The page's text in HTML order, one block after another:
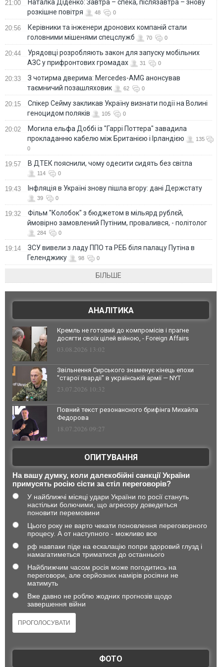
21:00
Наталка Діденко: Завтра – спека, післязавтра – знову
розкішне повітря
48 0
20:56
Керівники та інженери дронових компаній стали
головними мішенями спецслужб
70 0
20:44
Урядовці розробляють закон для запуску мобільних
АЗС у прифронтових громадах
31 0
20:33
З чотирма дверима: Mercedes-AMG анонсував
таємничий позашляховик
62 0
20:15
Спікер Сейму закликав Україну визнати події на Волині
геноцидом поляків
105 0
20:02
Могила ельфа Доббі із "Гаррі Поттера" завадила
прокладанню кабелю між Британією і Ірландією
135
0
19:57 В ДТЕК пояснили, чому одесити сидять без світла
114 0
19:43 Інфляція в Україні знову пішла вгору: дані Держстату
39 0
19:32
Фільм "Колобок" з бюджетом в мільярд рублєй,
ймовірно замовлений Путіним, провалився, - політолог
284 0
19:14
ЗСУ вивели з ладу ППО та РЕБ біля палацу Путіна в
Геленджику
98 0
БІЛЬШЕ
АНАЛІТИКА
Кремль не готовий до компромісів і прагне
досягти своїх цілей війною, - Foreign Affairs
03.08.2026 13:02
Звільнення Сирського знаменує кінець епохи
"старої гвардії" в українській армії — NYT
23.07.2026 10:32
Повний текст резонансного брифінга Михайла
Федорова
18.07.2026 09:27
ОПИТУВАННЯ
На вашу думку, коли далекобійні санкції України
примусять росію сісти за стіл переговорів?
У найближчі місяці удари України по росії стануть
настільки болючими, що агресору доведеться
поновити перемовини
Цього року не варто чекати поновлення переговорного
процесу. А от наступного - можливо все
рф навпаки піде на ескалацію попри здоровий глузд і
намагатиметься триматися до останнього
Найближчим часом росія може погодитись на
переговори, але серйозних намірів росіяни не
матимуть
Вже давно не роблю жодних прогнозів щодо
завершення війни
ФОТО